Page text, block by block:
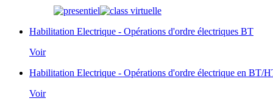
Habilitation Electrique - Opérations d'ordre électriques BT
Voir
Habilitation Electrique - Opérations d'ordre électrique en BT/
Voir